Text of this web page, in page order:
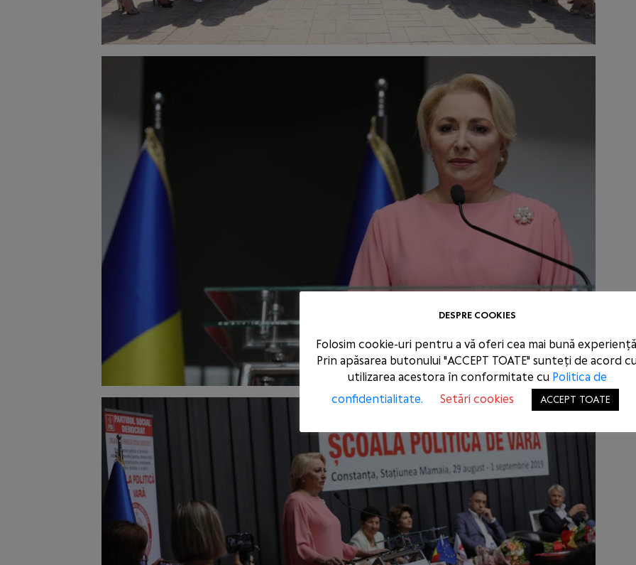
DESPRE COOKIES
Folosim cookie-uri pentru a vă oferi cea mai bună
Prin apăsarea butonului "ACCEPT TOATE" sunteți de acord
utilizarea acestora în conformitate cu Politica de
confidentialitate.
Setări cookies ACCEPT TOATE